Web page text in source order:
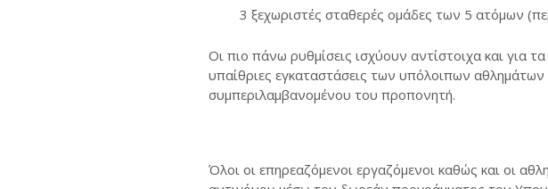
3 ξεχωριστές σταθερές ομάδες των 5 ατόμων
Οι πιο πάνω ρυθμίσεις ισχύουν αντίστοιχα και για
υπαίθριες εγκαταστάσεις των υπόλοιπων
συμπεριλαμβανομένου του προπονητή.
Όλοι οι επηρεαζόμενοι εργαζόμενοι καθώς και οι